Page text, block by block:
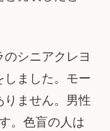
シニアクレヨ
しました。モー
ません。男性
。色盲の人は